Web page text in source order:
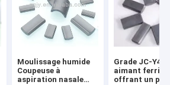
Moulissage humide
Coupeuse à
aspiration nasale
Grade JC-
aimant ferrite
offrant un